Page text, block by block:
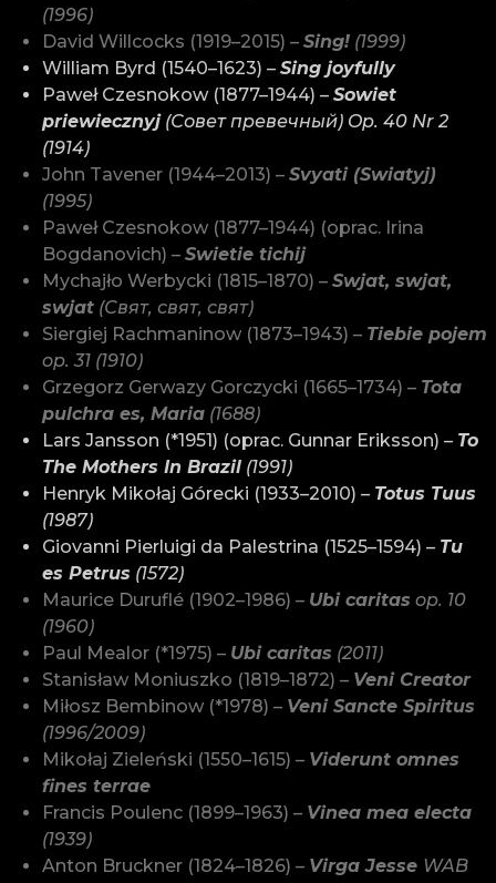
(1996)
David Willcocks (1919–2015) –Sing! (1999)
William Byrd (1540–1623) –Sing joyfully
Paweł Czesnokow (1877–1944) –Sowiet
priewiecznyj(Совет превечный) Op. 40 Nr 2
(1914)
John Tavener (1944–2013) –Svyati (Swiatyj)
(1995)
Paweł Czesnokow (1877–1944) (oprac. Irina
Bogdanovich) –Swietie tichij
Mychajło Werbycki (1815–1870) –Swjat, swjat,
swjat (Свят, свят, свят)
Siergiej Rachmaninow (1873–1943) – Tiebie pojem
op. 31 (1910)
Grzegorz Gerwazy Gorczycki (1665–1734) – Tota
pulchra es, Maria (1688)
Lars Jansson (*1951) (oprac. Gunnar Eriksson) – To
The Mothers In Brazil (1991)
Henryk Mikołaj Górecki (1933–2010) – Totus Tuus
(1987)
Giovanni Pierluigi da Palestrina (1525–1594) – Tu
es Petrus (1572)
Maurice Duruflé (1902–1986) – Ubi caritas op. 10
(1960)
Paul Mealor (*1975) – Ubi caritas (2011)
Stanisław Moniuszko (1819–1872) – Veni Creator
Miłosz Bembinow (*1978) – Veni Sancte Spiritus
(1996/2009)
Mikołaj Zieleński (1550–1615) – Viderunt omnes
fines terrae
Francis Poulenc (1899–1963) – Vinea mea electa
(1939)
Anton Bruckner (1824–1826) – Virga Jesse WAB